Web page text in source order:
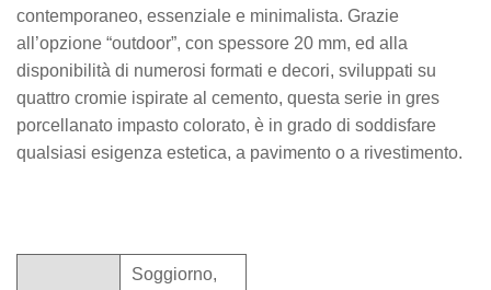
contemporaneo, essenziale e minimalista. Grazie
all’opzione “outdoor”, con spessore 20 mm, ed alla
disponibilità di numerosi formati e decori, sviluppati su
quattro cromie ispirate al cemento, questa serie in gres
porcellanato impasto colorato, è in grado di soddisfare
qualsiasi esigenza estetica, a pavimento o a rivestimento.
Soggiorno,